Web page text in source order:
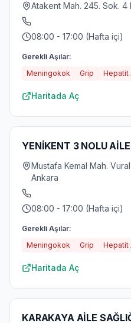
Atakent Mah. 245. Sok.
08:00 - 17:00 (Hafta içi)
Gerekli Aşılar:
Meningokok
Grip Hepatit
Haritada Aç
YENİKENT 3 NOLU
Mustafa Kemal Mah.
Ankara
08:00 - 17:00 (Hafta içi)
Gerekli Aşılar:
Meningokok
Grip Hepatit
Haritada Aç
KARAKAYA AİLE